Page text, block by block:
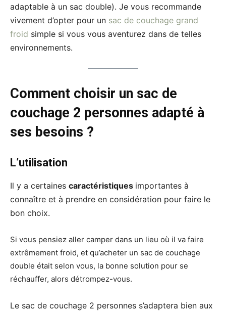
adaptable à un sac double). Je vous recommande
vivement d’opter pour un sac de couchage grand
froid simple si vous vous aventurez dans de telles
environnements.
Comment choisir un sac de
couchage 2 personnes adapté à
ses besoins ?
L’utilisation
Il y a certaines caractéristiques importantes à
connaître et à prendre en considération pour faire le
bon choix.
Si vous pensiez aller camper dans un lieu où il va faire
extrêmement froid, et qu’acheter un sac de couchage
double était selon vous, la bonne solution pour se
réchauffer, alors détrompez-vous.
Le sac de couchage 2 personnes s’adaptera bien aux